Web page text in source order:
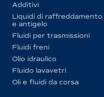
Additivi
Liquidi di raffreddamento
e antigelo
Fluidi per trasmissioni
Fluidi freni
Olio idraulico
Fluido lavavetri
Oli e fluidi da corsa